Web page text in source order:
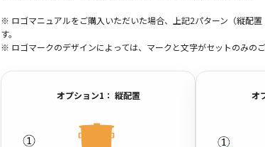
※ ロゴマニュアルをご購入いただいた場合、上記2パターン（縦配
す。
※ ロゴマークのデザインによっては、マークと文字がセットのみの
オプション1： 縦配置 オ